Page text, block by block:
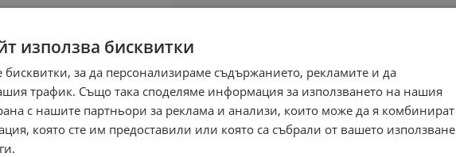
използва бисквитки
за да персонализираме съдържанието, рекламите и да
трафик. Също така споделяме информация за използването на нашия
с нашите партньори за реклама и анализи, които може да я комбинират
която сте им предоставили или която са събрали от вашето използване